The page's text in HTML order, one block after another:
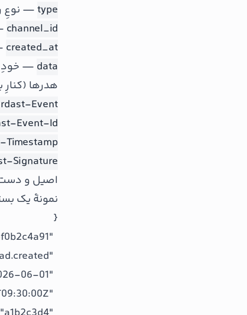
type— نوعِ
channel_id
created_at
data — خودِ
هدرها (کنارِ
Event
Event-Id
Signature
اصیل و
نمونهٔ یک